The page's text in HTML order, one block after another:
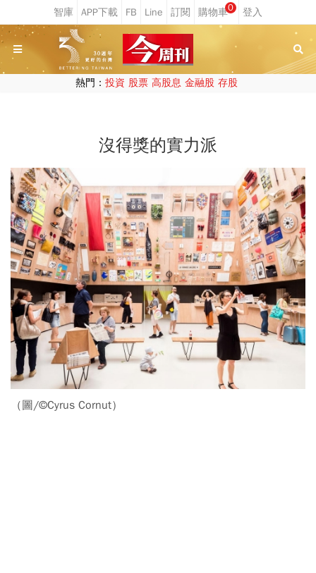
0
熱門： 投資 股票 高股息 金融股 存股
沒得獎的實力派
（圖/©Cyrus Cornut）